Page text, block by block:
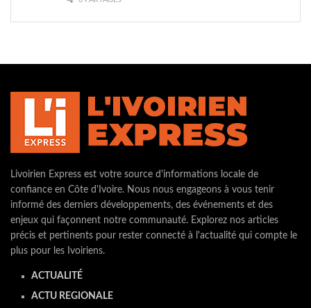
Livoirien Express est votre source d'informations locale de
confiance en Côte d'Ivoire. Nous nous engageons à vous tenir
informé des derniers développements, des événements et des
enjeux qui façonnent notre communauté. Explorez nos articles
précis et pertinents pour rester connecté à l'actualité qui compte le
plus pour les Ivoiriens.
ACTUALITÉ
ACTU REGIONALE